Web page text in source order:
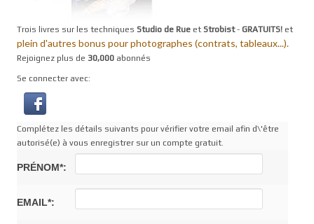
Trois livres sur les techniques Studio de Rue et Strobist- GRATUITS! et
plein d'autres bonus pour photographes (contrats, tableaux...).
Rejoignez plus de 30,000 abonnés
Se connecter avec:
Complétez les détails suivants pour vérifier votre email afin d\'être
autorisé(e) à vous enregistrer sur un compte gratuit.
PRÉNOM*:
EMAIL*: